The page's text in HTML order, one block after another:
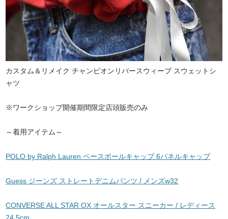
カスタム＆リメイク チャンピオンリバースウィーブ スウェットシ
ャツ
※ワークショップ開催期間限定店頭販売のみ
～着用アイテム～
POLO by Ralph Lauren ベースボールキャップ 6パネルキャップ
Guess ジーンズ ストレートデニムパンツ / メンズw32
CONVERSE ALL STAR OX オールスター スニーカー / レディース
24.5cm